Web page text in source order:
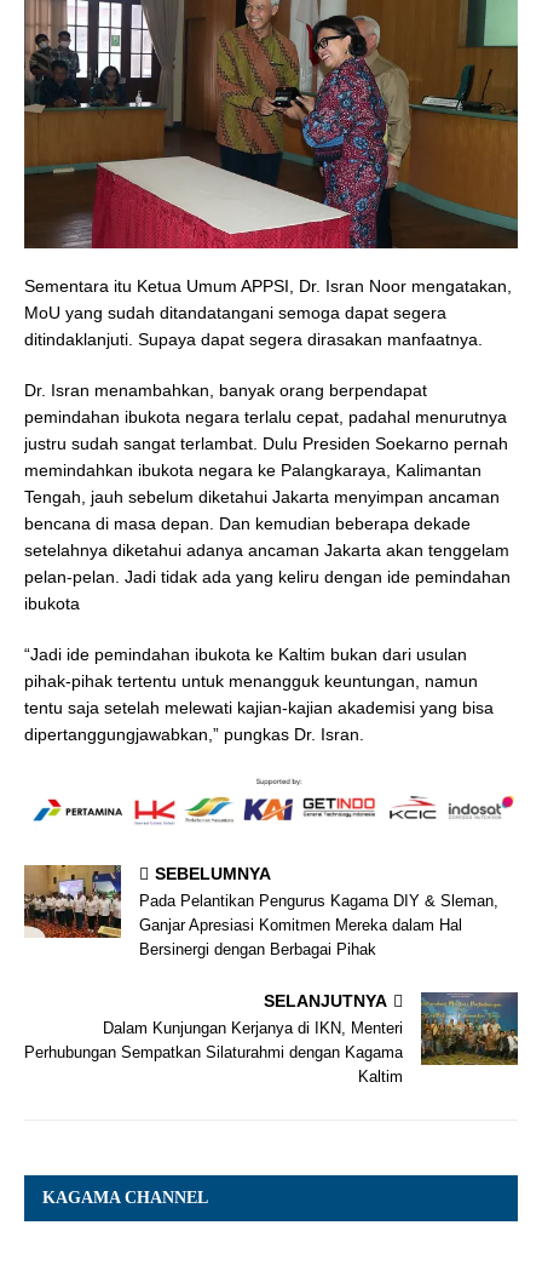
Sementara itu Ketua Umum APPSI, Dr. Isran Noor mengatakan,
MoU yang sudah ditandatangani semoga dapat segera
ditindaklanjuti. Supaya dapat segera dirasakan manfaatnya.
Dr. Isran menambahkan, banyak orang berpendapat
pemindahan ibukota negara terlalu cepat, padahal menurutnya
justru sudah sangat terlambat. Dulu Presiden Soekarno pernah
memindahkan ibukota negara ke Palangkaraya, Kalimantan
Tengah, jauh sebelum diketahui Jakarta menyimpan ancaman
bencana di masa depan. Dan kemudian beberapa dekade
setelahnya diketahui adanya ancaman Jakarta akan tenggelam
pelan-pelan. Jadi tidak ada yang keliru dengan ide pemindahan
ibukota
“Jadi ide pemindahan ibukota ke Kaltim bukan dari usulan
pihak-pihak tertentu untuk menangguk keuntungan, namun
tentu saja setelah melewati kajian-kajian akademisi yang bisa
dipertanggungjawabkan,” pungkas Dr. Isran.
SEBELUMNYA
Pada Pelantikan Pengurus Kagama DIY & Sleman,
Ganjar Apresiasi Komitmen Mereka dalam Hal
Bersinergi dengan Berbagai Pihak
SELANJUTNYA
Dalam Kunjungan Kerjanya di IKN, Menteri
Perhubungan Sempatkan Silaturahmi dengan Kagama
Kaltim
KAGAMA CHANNEL